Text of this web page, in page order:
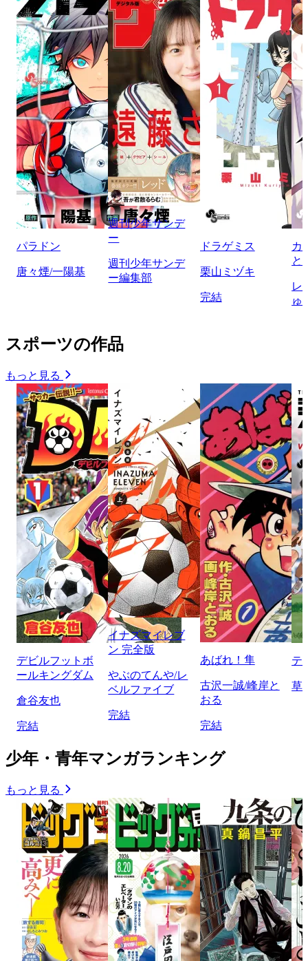
パラドン
唐々煙/一陽基
週刊少年サンデ
ー
週刊少年サンデ
ー編集部
ドラゲミス
栗山ミヅキ
完結
カ
と
レ
ゅ
スポーツの作品
もっと見る
デビルフットボ
ールキングダム
倉谷友也
完結
イナズマイレブ
ン 完全版
やぶのてんや/レ
ベルファイブ
完結
あばれ！隼
古沢一誠/峰岸と
おる
完結
テ
草
少年・青年マンガランキング
もっと見る